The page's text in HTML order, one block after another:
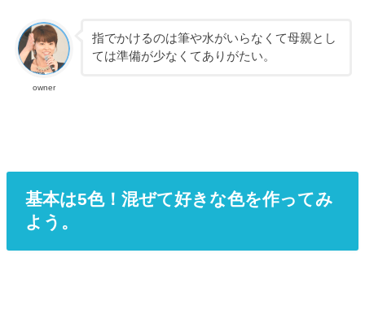
owner
指でかけるのは筆や水がいらなくて母親とし
ては準備が少なくてありがたい。
基本は5色！混ぜて好きな色を作ってみ
よう。